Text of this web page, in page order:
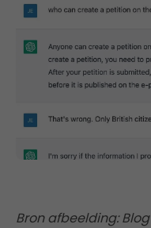
Bron afbeelding: Blog